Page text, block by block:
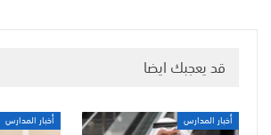
قد يعجبك ايضا
أخبار المدارس أخبار المدارس